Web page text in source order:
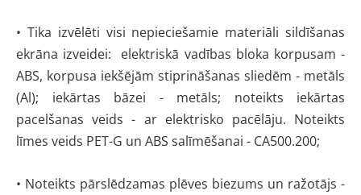
• Tika izvēlēti visi nepieciešamie materiāli sildīšanas
ekrāna izveidei: elektriskā vadības bloka korpusam -
ABS, korpusa iekšējām stiprināšanas sliedēm - metāls
(Al); iekārtas bāzei - metāls; noteikts iekārtas
pacelšanas veids - ar elektrisko pacēlāju. Noteikts
līmes veids PET-G un ABS salīmēšanai - CA500.200;
• Noteikts pārslēdzamas plēves biezums un ražotājs -